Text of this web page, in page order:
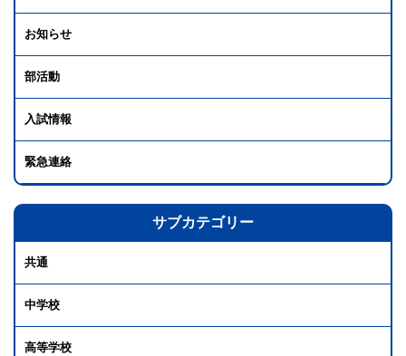
お知らせ
部活動
入試情報
緊急連絡
サブカテゴリー
共通
中学校
高等学校